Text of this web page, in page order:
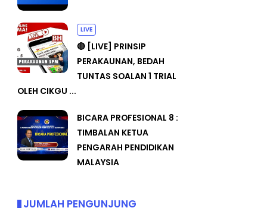
LIVE
🔴 [LIVE] PRINSIP
PERAKAUNAN, BEDAH
TUNTAS SOALAN 1 TRIAL
OLEH CIKGU ...
BICARA PROFESIONAL 8 :
TIMBALAN KETUA
PENGARAH PENDIDIKAN
MALAYSIA
JUMLAH PENGUNJUNG